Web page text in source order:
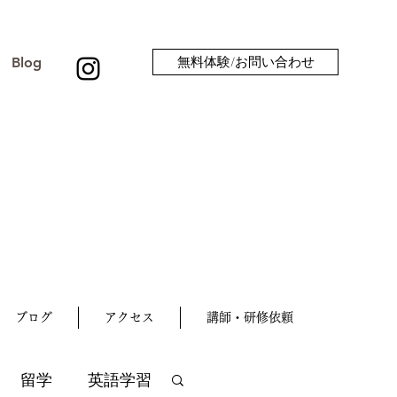
Blog 無料体験/お問い合わせ
ブログ アクセス 講師・研修依頼
留学 英語学習